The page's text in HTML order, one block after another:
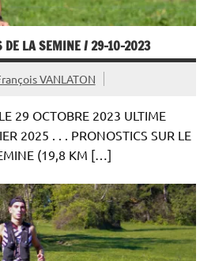
DE LA SEMINE / 29-10-2023
VANLATON
29 OCTOBRE 2023 ULTIME
2025 . . . PRONOSTICS SUR LE
(19,8 KM […]